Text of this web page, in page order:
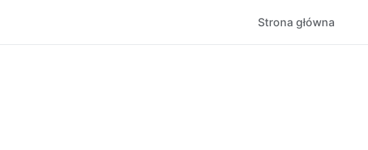
Strona główna